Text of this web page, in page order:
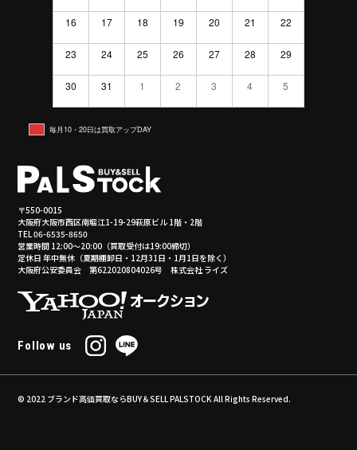
16 17 18 19 20 21 22
23 24 25 26 27 28 29
30 31 1 2 3 4 5
毎月10・20日は買取アップDAY
〒550-0015
大阪府大阪市西区南堀江1-19-29萩原ビル 1階・2階
TEL 06-6535-8650
営業時間 12:00～20:00（買取受付は19:00締切）
定休日 年中無休（夏期棚卸日・12月31日・1月1日を除く）
大阪府公安委員会 第622020804026号 株式会社 ライズ
Follow us
© 2022 ブランド高価買取ならBUY＆SELL PALSTOCKAll Rights Reserved.